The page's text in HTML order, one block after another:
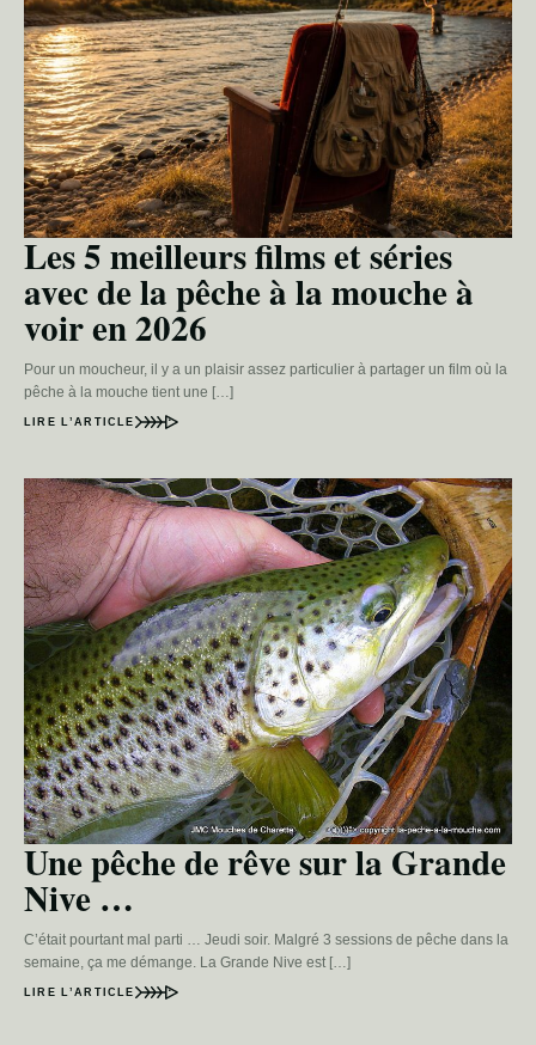
Les 5 meilleurs films et séries
avec de la pêche à la mouche à
voir en 2026
Pour un moucheur, il y a un plaisir assez particulier à partager un film où la
pêche à la mouche tient une […]
LIRE L’ARTICLE
Une pêche de rêve sur la Grande
Nive …
C’était pourtant mal parti … Jeudi soir. Malgré 3 sessions de pêche dans la
semaine, ça me démange. La Grande Nive est […]
LIRE L’ARTICLE